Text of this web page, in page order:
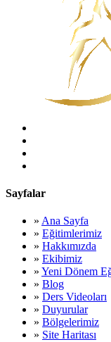
Sayfalar
» Ana Sayfa
» Eğitimlerimiz
» Hakkımızda
» Ekibimiz
» Yeni Dönem
» Blog
» Ders Videoları
» Duyurular
» Bölgelerimiz
» Site Haritası